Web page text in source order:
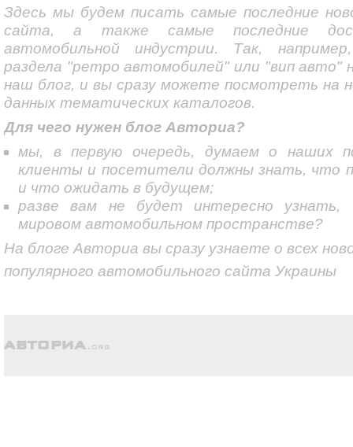
Здесь мы будем писать самые последние
сайта, а также самые последние
автомобильной индустрии. Так,
раздела "ретро автомобилей" или "вип авто"
наш блог, и вы сразу можете посмотреть на
данных тематических каталогов.
Для чего нужен блог Авториа?
мы, в первую очередь, думаем о наших
клиенты и посетители должны знать, что
и что ожидать в будущем;
разве вам не будет интересно узнать,
мировом автомобильном пространстве?
На блоге Авториа вы сразу узнаете о всех
популярного автомобильного сайта Украины